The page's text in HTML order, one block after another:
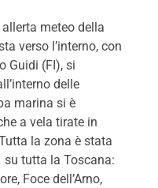
meteo della
verso l’interno, con
Guidi (FI), si
delle
marina si è
a vela tirate in
la zona è stata
tutta la Toscana:
Foce dell’Arno,